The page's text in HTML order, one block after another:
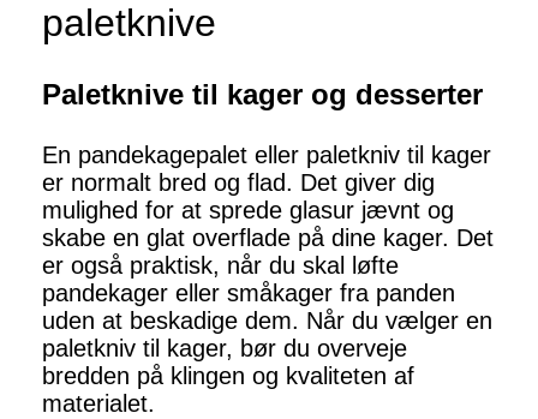
paletknive
Paletknive til kager og desserter
En pandekagepalet eller paletkniv til kager
er normalt bred og flad. Det giver dig
mulighed for at sprede glasur jævnt og
skabe en glat overflade på dine kager. Det
er også praktisk, når du skal løfte
pandekager eller småkager fra panden
uden at beskadige dem. Når du vælger en
paletkniv til kager, bør du overveje
bredden på klingen og kvaliteten af ​​
materialet.